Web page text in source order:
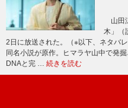
山田
木」（
2日に放送された。（※以下、ネタバ
同名小説が原作。ヒマラヤ山中で発
DNAと完 … 続きを読む